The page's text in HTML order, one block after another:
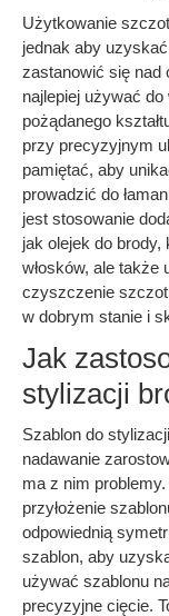
Użytkowanie
jednak aby
zastanowić się nad
najlepiej używać
pożądanego
przy precyzyjnym
pamiętać, aby
prowadzić do
jest stosowanie
jak olejek do
włosków, ale także
czyszczenie
w dobrym stanie i
Jak
stylizacji
Szablon do
nadawanie
ma z nim
przyłożenie
odpowiednią
szablon, aby
używać szablonu
precyzyjne cięcie.